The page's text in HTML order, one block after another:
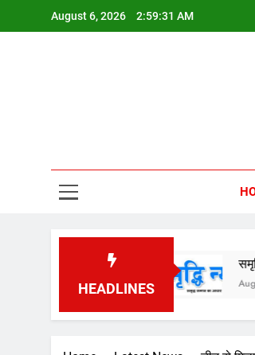
August 6, 2026 2:59:32 AM
HEADLINES
August 5, 2026
समृद्धि न्यूज।
August 3,